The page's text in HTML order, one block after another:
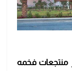
منتجعات فخمه